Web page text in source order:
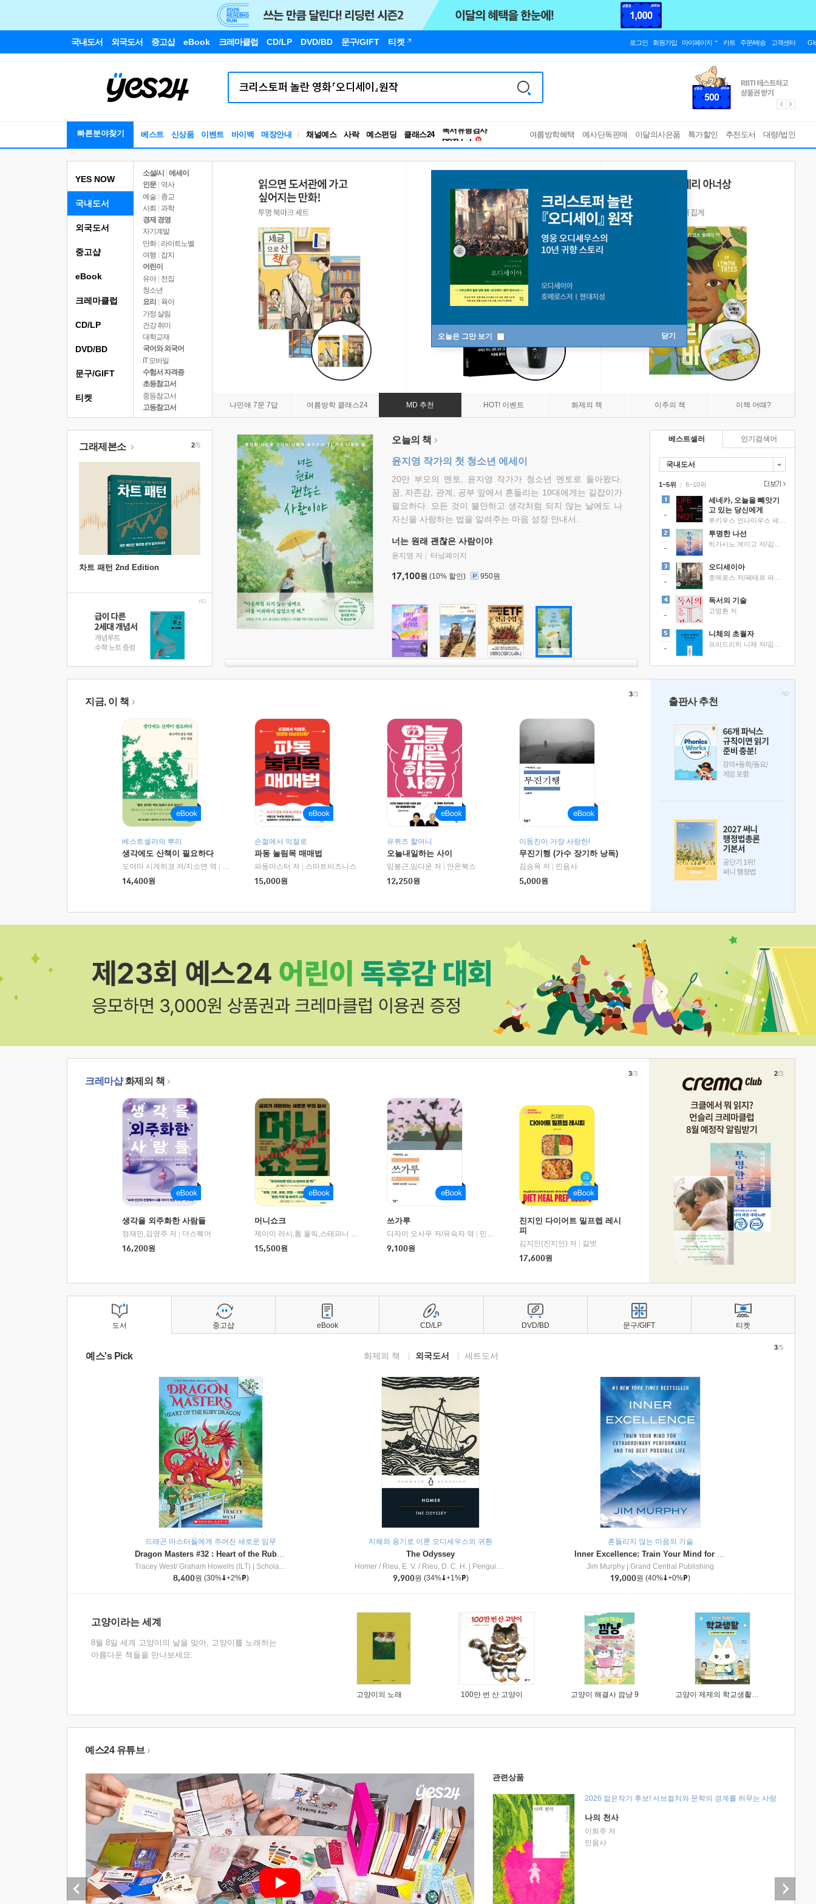
국내도서 외국도서 중고샵 eBook 크레마클럽 CD/LP DVD/BD 문구/GIFT 티켓 로그인 회원가입 마이페이지 카트 주문/배송 고객센터
빠른분야찾기 베스트 신상품 이벤트 바이백 매장안내 채널예스 사락 예스펀딩 클래스24
RBTI Lab
독서유형검사
여름방학혜택 예사단독판매 이달의사은품 특가할인 추천도서 대량/법인
오늘은 그만 보기 닫기
YES NOW
국내도서
소설/시
에세이
인문
역사
예술 | 종교
사회 | 과학
경제 경영
자기계발
만화 | 라이트노벨
여행
잡지
어린이
유아 | 전집
청소년
요리
육아
가정 살림
건강 취미
대학교재
국어와 외국어
IT 모바일
수험서 자격증
초등참고서
중등참고서
고등참고서
나민애 7문 7답 여름방학 클래스24 MD 추천 HOT! 이벤트 화제의 책 이주의 책 이책 어때?
외국도서
중고샵
eBook
크레마클럽
CD/LP
DVD/BD
문구/GIFT
티켓
그래제본소
차트 패턴 2nd Edition
2/5 오늘의 책
윤지영 작가의 첫 청소년 에세이
20만 부모의 멘토, 윤지영 작가가 청소년 멘토로 돌아왔다.
꿈, 자존감, 관계, 공부 앞에서 흔들리는 10대에게는 길잡이가
필요하다. 모든 것이 불안하고 생각처럼 되지 않는 날에도 나
자신을 사랑하는 법을 알려주는 마음 성장 안내서.
너는 원래 괜찮은 사람이야
윤지영 저 터닝페이지
17,100원 (10% 할인) 950원
베스트셀러
국내도서
1~5위 |
세네카, 오늘을 빼앗기
고 있는 당신에게
투명한 나선
오디세이아
독서의 기술
고명환 저
니체의 초월자
6~10위
인기검색어
지금, 이 책
베스트셀러의 뿌리
생각에도 산책이 필요하다
도야마 시게히코 저/지소연 역
알에이치코리아(RHK)
14,400원
손절에서 익절로
파동 눌림목 매매법
파동마스터 저
스마트비즈니스
15,000원
유퀴즈 할머니
오늘내일하는 사이
임봉근,임다운 저
안온북스
12,250원
이동진이 가장 사랑한!
무진기행 (가수 장기하 낭독)
김승옥 저
민음사
5,000원
3/3
출판사 추천
크레마샵화제의 책
생각을 외주화한 사람들
정재민,김영주 저
더스퀘어
16,200원
머니쇼크
제이미 러시,톰 올릭,스테파니 플랜더스 편저/임경은 역/박정호 감수 |
교보문고
15,500원
쓰가루
다자이 오사무 저/유숙자 역
민음사
9,100원
진지인 다이어트 밀프렙 레시
피
김지인(진지인) 저
길벗
17,600원
3/3 2/3
도서
예스's Pick 화제의 책 외국도서 세트도서
드래곤 마스터들에게 주어진 새로운 임무
Dragon Masters #32 : Heart of the Ruby Dragon (A Branches Book)
Tracey West/ Graham Howells (ILT)
Scholastic Inc
8,400원 (30% +2% )
지혜와 용기로 이룬 오디세우스의 귀환
The Odyssey
Homer / Rieu, E. V. / Rieu, D. C. H.
Penguin Group
9,900원 (34% +1% )
흔들리지 않는 마음의 기술
Inner Excellence: Train Your Mind for Extraordinary Performance and the Best Possible Life
Jim Murphy
Grand Central Publishing
19,000원 (40% +0% )
3/5
고양이라는 세계
8월 8일 세계 고양이의 날을 맞아, 고양이를 노래하는
아름다운 책들을 만나보세요.
고양이의 노래 100만 번 산 고양이 고양이 해결사 깜냥 9 고양이 제제의 학교생활 1 : 초등학생이 이렇게 힘들 줄이야
중고샵 eBook CD/LP DVD/BD 문구/GIFT 티켓
예스24 유튜브
관련상품
2026 젊은작가 후보! 서브컬처와 문학의 경계를 허무는 사랑
나의 천사
이희주 저
민음사